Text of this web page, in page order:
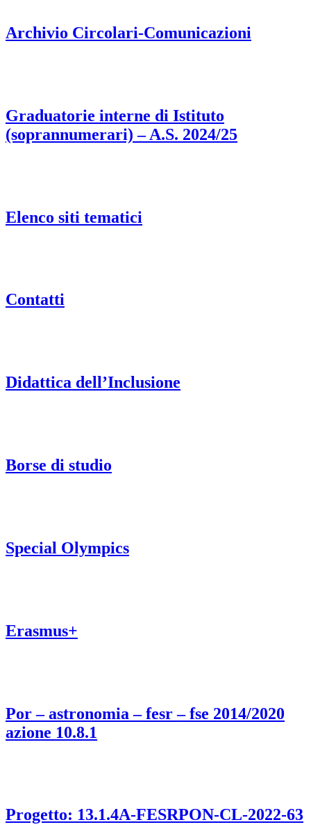
Archivio Circolari-Comunicazioni
Graduatorie interne di Istituto
(soprannumerari) – A.S. 2024/25
Elenco siti tematici
Contatti
Didattica dell’Inclusione
Borse di studio
Special Olympics
Erasmus+
Por – astronomia – fesr – fse 2014/2020
azione 10.8.1
Progetto: 13.1.4A-FESRPON-CL-2022-63